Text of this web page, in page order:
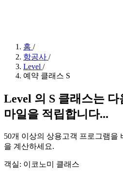
홈 /
항공사 /
Level /
예약 클래스 S
Level 의 S 클래스는 다
마일을 적립합니다...
50개 이상의 상용고객 프로그램을
을 계산하세요.
객실: 이코노미 클래스